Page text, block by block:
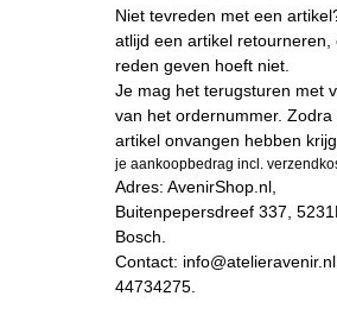
Niet tevreden met een
atlijd een artikel retourneren,
reden geven hoeft niet.
Je mag het terugsturen met
van het ordernummer. Zodra
artikel onvangen hebben krijg
je aankoopbedrag incl.
Adres: AvenirShop.nl,
Buitenpepersdreef 337,
Bosch.
Contact:
44734275.